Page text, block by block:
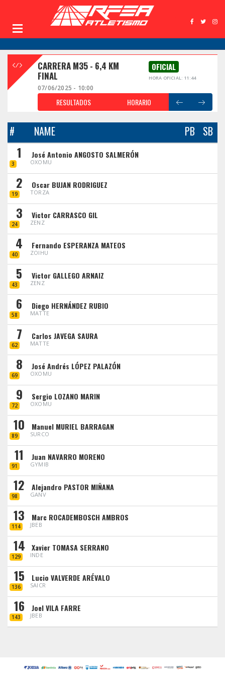
CARRERA M35 - 6,4 KM
FINAL
OFICIAL
HORA OFICIAL: 11:44
07/06/2025 - 10:00
RESULTADOS HORARIO
# NAME PB SB
1
3
José Antonio ANGOSTO SALMERÓN
OXOMU
2
19
Oscar BUJAN RODRIGUEZ
TORZA
3
24
Victor CARRASCO GIL
ZENZ
4
40
Fernando ESPERANZA MATEOS
ZOIHU
5
43
Victor GALLEGO ARNAIZ
ZENZ
6
58
Diego HERNÁNDEZ RUBIO
MATTE
7
62
Carlos JAVEGA SAURA
MATTE
8
69
José Andrés LÓPEZ PALAZÓN
OXOMU
9
72
Sergio LOZANO MARIN
OXOMU
10
89
Manuel MURIEL BARRAGAN
SURCO
11
91
Juan NAVARRO MORENO
GYMIB
12
98
Alejandro PASTOR MIÑANA
GANV
13
114
Marc ROCADEMBOSCH AMBROS
JBEB
14
129
Xavier TOMASA SERRANO
INDE
15
136
Lucio VALVERDE ARÉVALO
SAICR
16
143
Joel VILA FARRE
JBEB